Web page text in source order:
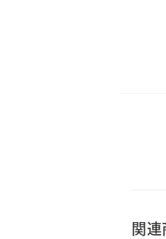
関連